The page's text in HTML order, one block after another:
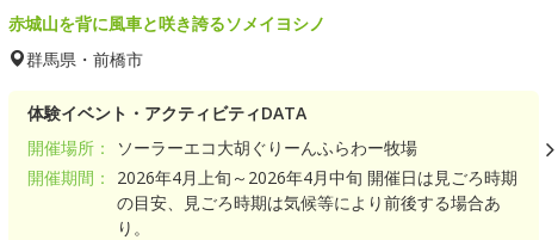
赤城山を背に風車と咲き誇るソメイヨシノ
群馬県・前橋市
体験イベント・アクティビティDATA
開催場所：
ソーラーエコ大胡ぐりーんふらわー牧場
開催期間：
2026年4月上旬～2026年4月中旬 開催日は見ごろ時期
の目安、見ごろ時期は気候等により前後する場合あ
り。